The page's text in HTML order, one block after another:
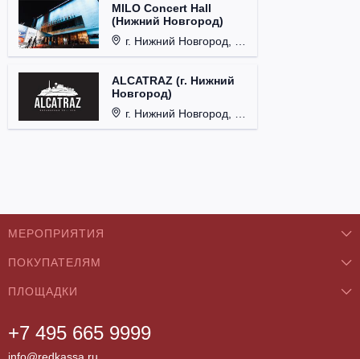
MILO Concert Hall
(Нижний Новгород)
г. Нижний Новгород, ул. Родионова, д. 4.
ALCATRAZ (г. Нижний
Новгород)
г. Нижний Новгород, ул. Почаинская, д. 21Б.
+7 495 665 9999
МЕРОПРИЯТИЯ
Концерты
Классика
Театры
ПОКУПАТЕЛЯМ
О нас
Как купить
ПЛОЩАДКИ
Бар/Ресторан/Кафе